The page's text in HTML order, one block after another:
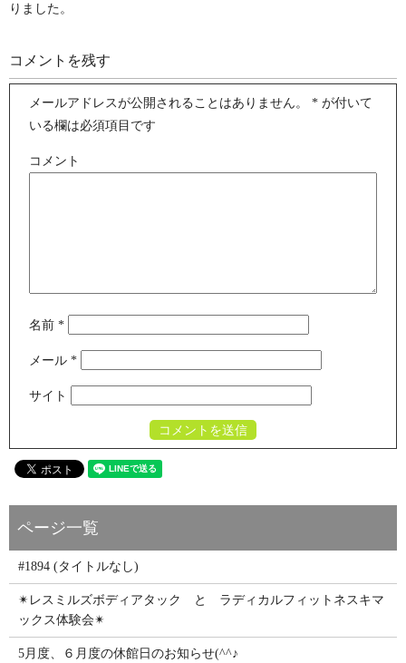
りました。
コメントを残す
メールアドレスが公開されることはありません。 * が付いて
いる欄は必須項目です
コメント
名前*
メール*
サイト
#1894 (タイトルなし)
✴レスミルズボディアタック と ラディカルフィットネスキマ
ックス体験会✴
5月度、６月度の休館日のお知らせ(^^♪